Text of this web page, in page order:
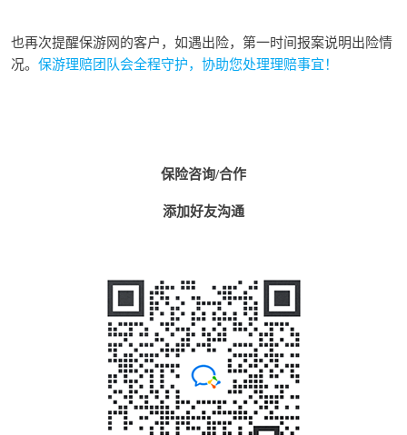
也再次提醒保游网的客户，如遇出险，第一时间报案说明出险情
况。 保游理赔团队会全程守护，协助您处理理赔事宜！
保险咨询/合作
添加好友沟通